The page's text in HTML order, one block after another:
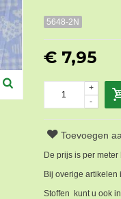
5648-2N
€ 7,95
-
+
Toevoegen
De prijs is per
Bij overige artikelen
Stoffen kunt u ook